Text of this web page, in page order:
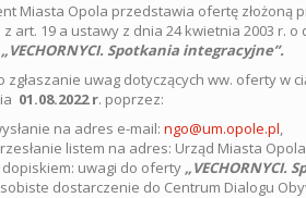
Miasta Opola przedstawia ofertę złożoną
art. 19 a ustawy z dnia 24 kwietnia 2003 r.
„VECHORNYCI. Spotkania integracyjne”.
zgłaszanie uwag dotyczących ww. oferty w
01.08.2022 r. poprzez:
na adres e-mail: ngo@um.opole.pl,
listem na adres: Urząd Miasta
dopiskiem: uwagi do oferty„VECHORNYCI.
dostarczenie do Centrum Dialogu